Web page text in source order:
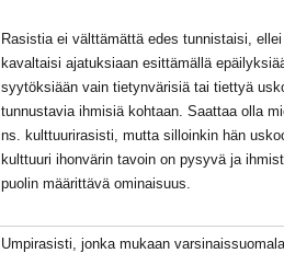
Rasistia ei välttämättä edes tunnistaisi,
kavaltaisi ajatuksiaan esittämällä
syytöksiään vain tietynvärisiä tai tiettyä
tunnustavia ihmisiä kohtaan. Saattaa olla
ns. kulttuurirasisti, mutta silloinkin hän
kulttuuri ihonvärin tavoin on pysyvä ja
puolin määrittävä ominaisuus.
Umpirasisti, jonka mukaan